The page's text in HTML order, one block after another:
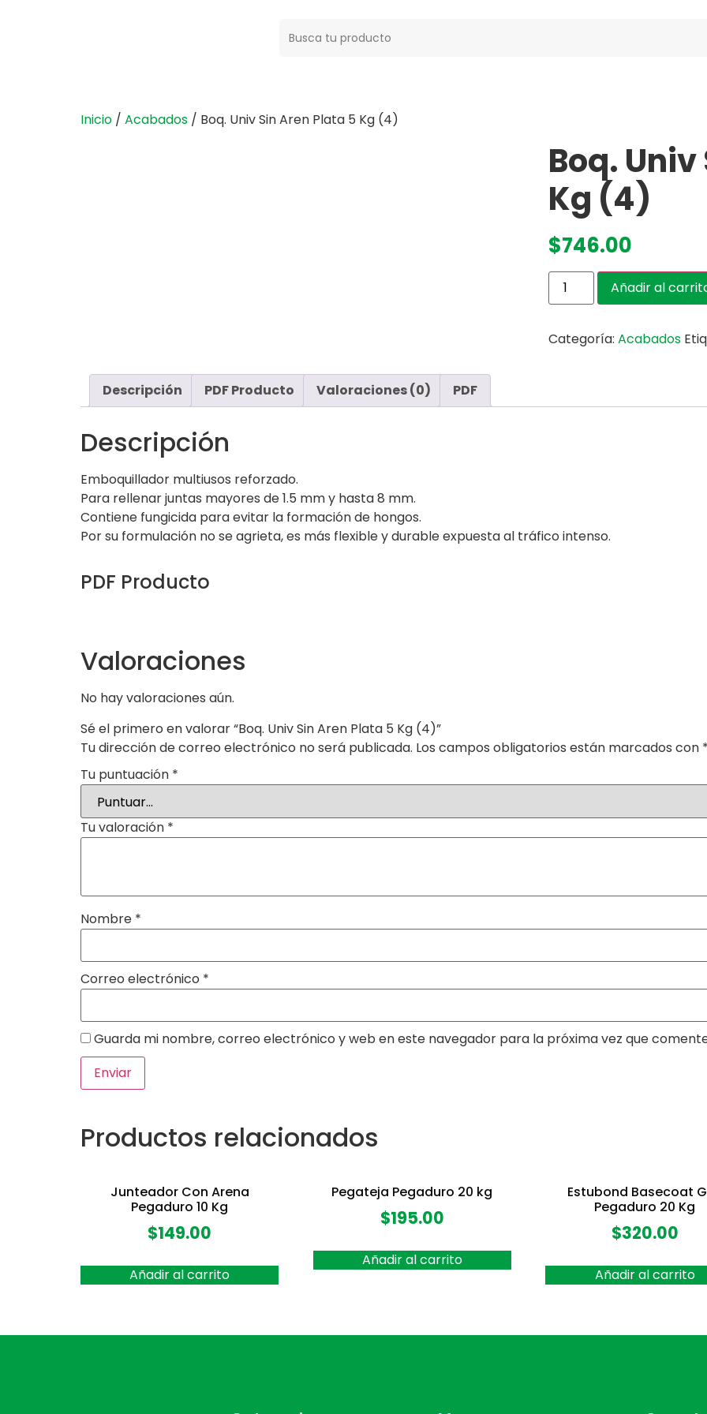
Inicio / Acabados / Boq. Univ Sin Aren Plata 5 Kg (4)
Boq.
Kg (4)
$746.00
Añadir al
Categoría: Acabados
Descripción PDF Producto Valoraciones (0) PDF
Descripción
Emboquillador multiusos reforzado.
Para rellenar juntas mayores de 1.5 mm y hasta 8 mm.
Contiene fungicida para evitar la formación de hongos.
Por su formulación no se agrieta, es más flexible y durable expuesta al tráfico intenso.
PDF Producto
Valoraciones
No hay valoraciones aún.
Sé el primero en valorar “Boq. Univ Sin Aren Plata 5 Kg (4)”
Tu dirección de correo electrónico no será publicada. Los campos obligatorios están marcados con
Tu puntuación *
Tu valoración *
Nombre *
Correo electrónico *
Guarda mi nombre, correo electrónico y web en este navegador para la próxima vez que
Productos relacionados
Junteador Con Arena
Pegaduro 10 Kg
$149.00
Añadir al carrito
Pegateja Pegaduro 20 kg
$195.00
Añadir al carrito
Estubond Basecoat
Pegaduro 20 Kg
$320.00
Añadir al carrito